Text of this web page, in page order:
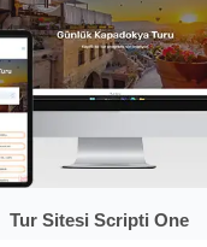
Tur Sitesi Scripti One